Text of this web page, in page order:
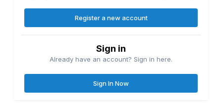
Register a new account
Sign in
Already have an account? Sign in here.
Sign In Now